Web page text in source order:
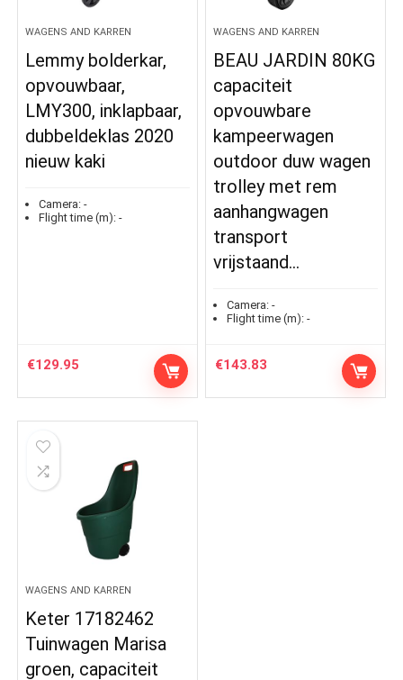
WAGENS AND KARREN
Lemmy bolderkar,
opvouwbaar,
LMY300, inklapbaar,
dubbeldeklas 2020
nieuw kaki
Camera: -
Flight time (m): -
€129.95
WAGENS AND KARREN
BEAU JARDIN 80KG
capaciteit
opvouwbare
kampeerwagen
outdoor duw wagen
trolley met rem
aanhangwagen
transport
vrijstaand…
Camera: -
Flight time (m): -
€143.83
WAGENS AND KARREN
Keter 17182462
Tuinwagen Marisa
groen, capaciteit